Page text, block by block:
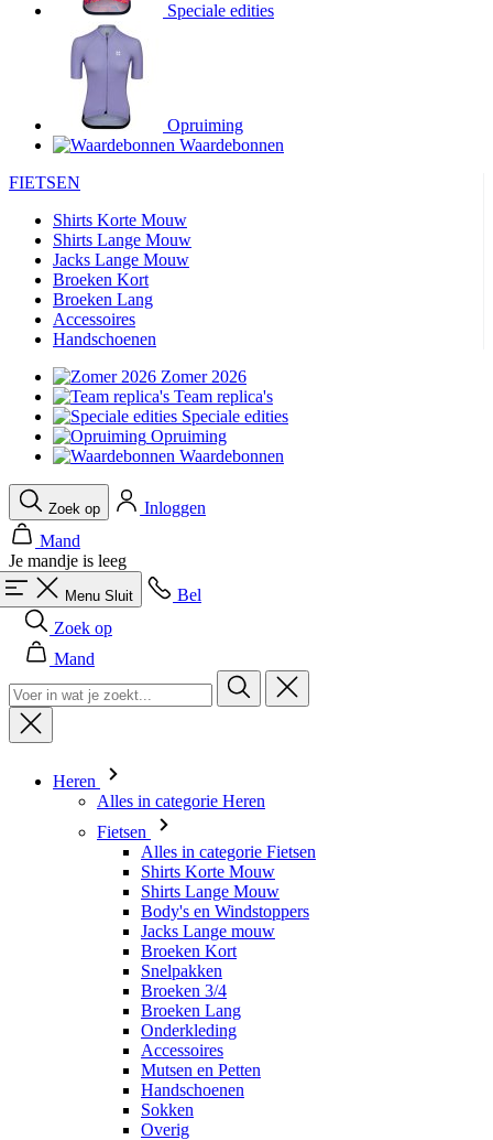
Speciale edities
Opruiming
Waardebonnen
FIETSEN
Shirts Korte Mouw
Shirts Lange Mouw
Jacks Lange Mouw
Broeken Kort
Broeken Lang
Accessoires
Handschoenen
Zomer 2026
Team replica's
Speciale edities
Opruiming
Waardebonnen
Zoek op
Inloggen
Mand
Je mandje is leeg
Menu Sluit
Bel
Zoek op
Mand
Heren
Alles in categorie Heren
Fietsen
Alles in categorie Fietsen
Shirts Korte Mouw
Shirts Lange Mouw
Body's en Windstoppers
Jacks Lange mouw
Broeken Kort
Snelpakken
Broeken 3/4
Broeken Lang
Onderkleding
Accessoires
Mutsen en Petten
Handschoenen
Sokken
Overig